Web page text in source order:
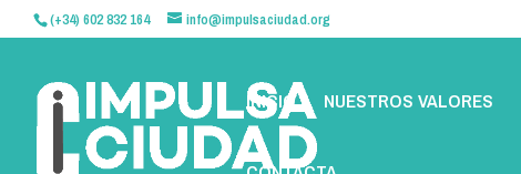
(+34) 602 832 164 info@impulsaciudad.org
INICIO NUESTROS VALORES